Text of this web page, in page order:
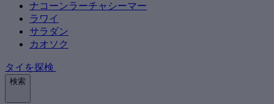
ナコーンラーチャシーマー
ラワイ
サラダン
カオソク
タイを探検
検索